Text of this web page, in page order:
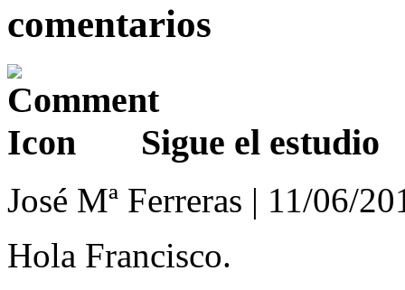
comentarios
Sigue el estudio
José Mª Ferreras | 11/06/
Hola Francisco.